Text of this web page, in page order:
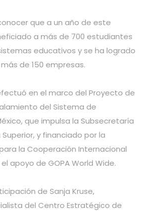
que a un año de este
a más de 700 estudiantes
educativos y se ha logrado
de 150 empresas.
en el marco del Proyecto de
del Sistema de
que impulsa la Subsecretaría
y financiado por la
la Cooperación Internacional
apoyo de GOPA World Wide.
de Sanja Kruse,
del Centro Estratégico de